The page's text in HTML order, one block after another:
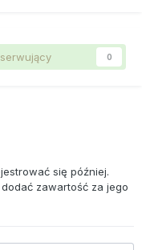
0
się później.
zawartość za jego